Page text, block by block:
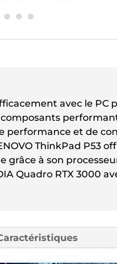
avec le PC
performance et de
ThinkPad P53
à son processeur
Quadro RTX 3000